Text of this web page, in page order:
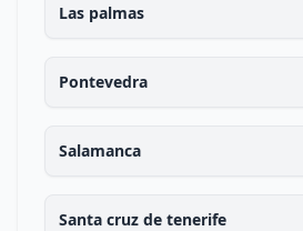
Las palmas
Pontevedra
Salamanca
Santa cruz de tenerife